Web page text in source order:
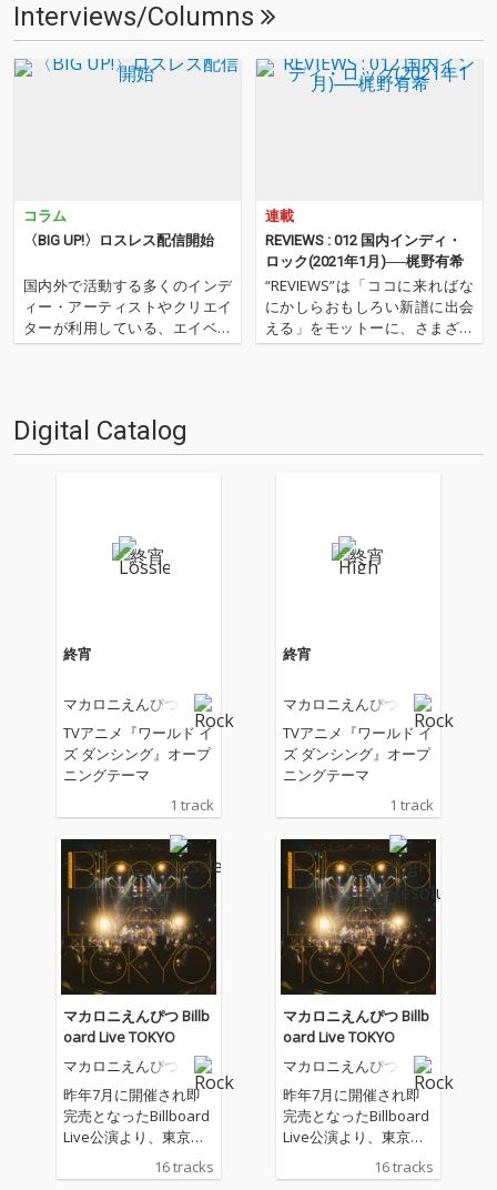
Interviews/Columns
コラム
〈BIG UP!〉ロスレス配信開始
国内外で活動する多くのインデ
ィー・アーティストやクリエイ
ターが利用している、エイベッ
クスが運営する音楽ディストリ
トリビューションを行ってい
る、約10万タ…
連載
REVIEWS : 012 国内インディ・
ロック(2021年1月)──梶野有希
“REVIEWS”は「ココに来ればな
にかしらおもしろい新譜に出会
える」をモットーに、さまざま
な書き手が新譜(基本2〜3ヶ月タ
ー・スタッ…
Digital Catalog
終宵
マカロニえんぴつ
TVアニメ『ワールド イ
ズ ダンシング』オープ
ニングテーマ
1 track
終宵
マカロニえんぴつ
TVアニメ『ワールド イ
ズ ダンシング』オープ
ニングテーマ
1 track
マカロニえんぴつ Billb
oard Live TOKYO
マカロニえんぴつ
昨年7月に開催され即
完売となったBillboard
Live公演より、東京公
演・第二部の模様を完
全収録！ マカロニえん
16 tracks
マカロニえんぴつ Billb
oard Live TOKYO
マカロニえんぴつ
昨年7月に開催され即
完売となったBillboard
Live公演より、東京公
演・第二部の模様を完
全収録！ マカロニえん
16 tracks